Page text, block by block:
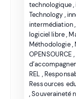
technologique,
Technology ,
intermédiation,
logiciel libre,
Méthodologie,
OPENSOURCE ,
REL ,
Ressources
,Souveraineté